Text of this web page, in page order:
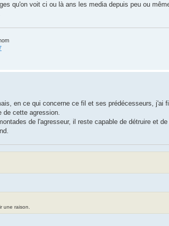
qu'on voit ci ou là ans les media depuis peu ou
en ce qui concerne ce fil et ses prédécesseurs, j'ai
de cette agression.
de l'agresseur, il reste capable de détruire et
une raison.